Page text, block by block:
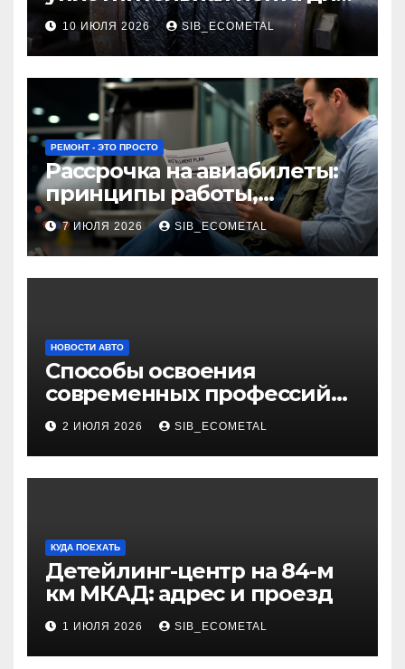
огнезащиты фланцевых
соединений
10 ИЮЛЯ 2026 SIB_ECOMETAL
РЕМОНТ - ЭТО ПРОСТО
Рассрочка на авиабилеты:
принципы работы,
требования и
потенциальные риски
7 ИЮЛЯ 2026 SIB_ECOMETAL
НОВОСТИ АВТО
Способы освоения
современных профессий
через онлайн-курсы
2 ИЮЛЯ 2026 SIB_ECOMETAL
КУДА ПОЕХАТЬ
Детейлинг-центр на 84-м
км МКАД: адрес и проезд
1 ИЮЛЯ 2026 SIB_ECOMETAL